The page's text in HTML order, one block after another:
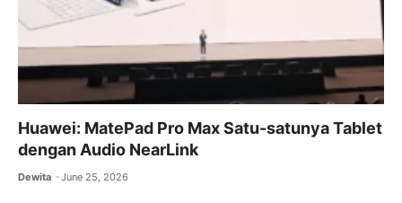
Huawei: MatePad Pro Max Satu-satunya Tablet
dengan Audio NearLink
Dewita June 25, 2026